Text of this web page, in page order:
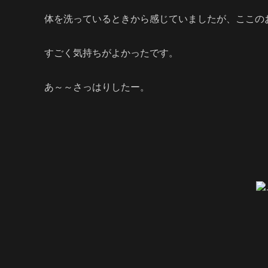
体を洗っているときから感じていましたが、ここの
すごく気持ちがよかったです。
あ～～さっはりしたー。